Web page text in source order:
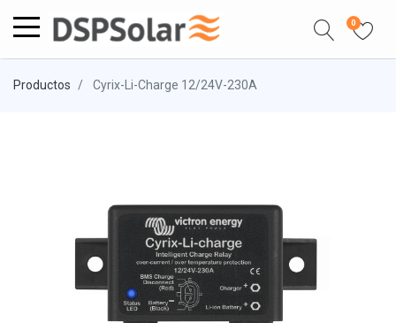
0
Productos Cyrix-Li-Charge 12/24V-230A